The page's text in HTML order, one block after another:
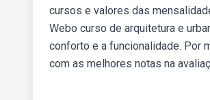
cursos e valores das
Webo curso de arquitetura e
conforto e a funcionalidade. Por
com as melhores notas na